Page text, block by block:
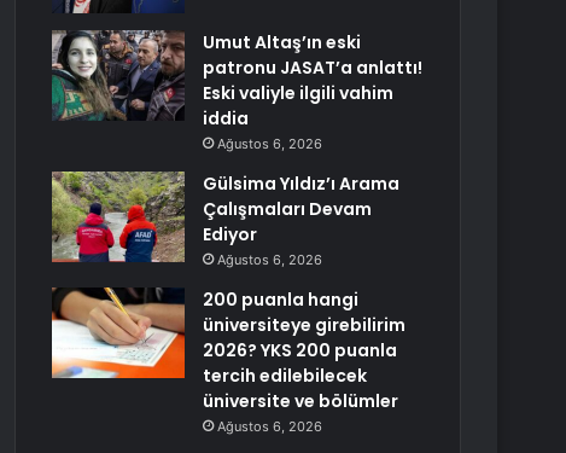
Umut Altaş’ın eski
patronu JASAT’a anlattı!
Eski valiyle ilgili vahim
iddia
Ağustos 6, 2026
Gülsima Yıldız’ı Arama
Çalışmaları Devam
Ediyor
Ağustos 6, 2026
200 puanla hangi
üniversiteye girebilirim
2026? YKS 200 puanla
tercih edilebilecek
üniversite ve bölümler
Ağustos 6, 2026